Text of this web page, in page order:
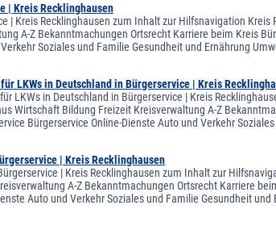
| Kreis Recklinghausen
| Kreis Recklinghausen zum Inhalt zur Hilfsnavigation
A-Z Bekanntmachungen Ortsrecht Karriere beim Kreis
Soziales und Familie Gesundheit und Ernährung
LKWs in Deutschland in Bürgerservice | Kreis
LKWs in Deutschland in Bürgerservice | Kreis
Wirtschaft Bildung Freizeit Kreisverwaltung A-Z
Bürgerservice Online-Dienste Auto und Verkehr
| Kreis Recklinghausen
| Kreis Recklinghausen zum Inhalt zur
A-Z Bekanntmachungen Ortsrecht Karriere
Auto und Verkehr Soziales und Familie Gesundheit